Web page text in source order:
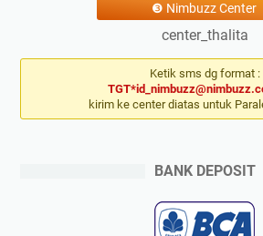
❸ Nimbuzz Center
center_thalita
Ketik sms dg format :
kirim ke center diatas untuk
BANK DEPOSIT